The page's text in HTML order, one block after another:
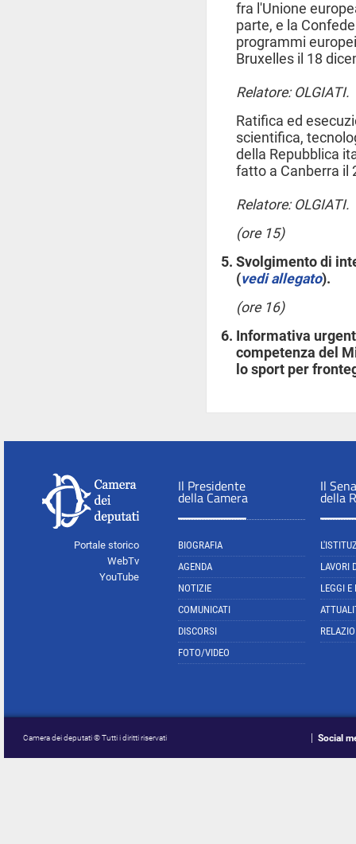
fra l'Unione
parte, e la
programmi
Bruxelles il 18
Relatore: OLGIATI.
Ratifica ed
scientifica,
della Repubblica
fatto a Canberra il
Relatore: OLGIATI.
(ore 15)
Svolgimento di
(vedi allegato).
(ore 16)
Informativa
competenza del
lo sport per
Portale storico
WebTv
YouTube
Il Presidente
della Camera
BIOGRAFIA
AGENDA
NOTIZIE
COMUNICATI
DISCORSI
FOTO/VIDEO
Il
della
LAVORI
LEGGI E
Camera dei deputati © Tutti i diritti riservati Social